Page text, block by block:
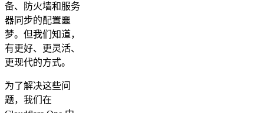
备、防火墙和服务
器同步的配置噩
梦。但我们知道，
有更好、更灵活、
更现代的方式。
为了解决这些问
题，我们在